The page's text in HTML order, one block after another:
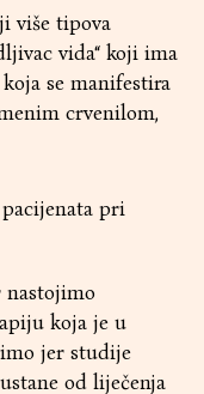
više tipova
vida“ koji ima
se manifestira
crvenilom,
pri
nastojimo
koja je u
jer studije
od liječenja